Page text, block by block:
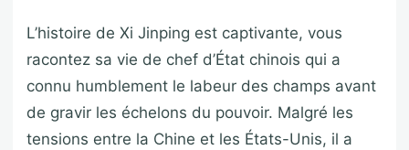
L’histoire de Xi Jinping est captivante, vous
racontez sa vie de chef d’État chinois qui a
connu humblement le labeur des champs avant
de gravir les échelons du pouvoir. Malgré les
tensions entre la Chine et les États-Unis, il a